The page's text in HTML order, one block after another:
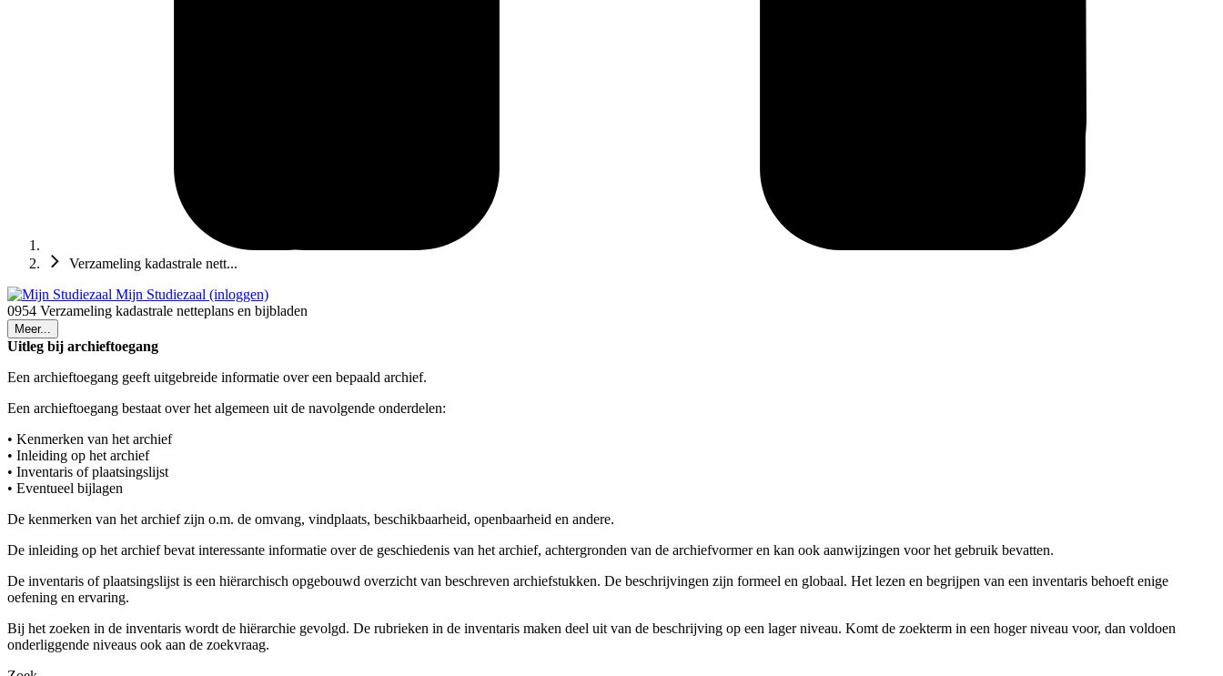
Verzameling kadastrale nett...
Mijn Studiezaal (inloggen)
0954 Verzameling kadastrale netteplans en bijbladen
Meer...
Uitleg bij archieftoegang
Een archieftoegang geeft uitgebreide informatie over een bepaald archief.
Een archieftoegang bestaat over het algemeen uit de navolgende onderdelen:
• Kenmerken van het archief
• Inleiding op het archief
• Inventaris of plaatsingslijst
• Eventueel bijlagen
De kenmerken van het archief zijn o.m. de omvang, vindplaats, beschikbaarheid, openbaarheid en andere.
De inleiding op het archief bevat interessante informatie over de geschiedenis van het archief, achtergronden van de archiefvormer en kan ook aanwijzingen voor het gebruik bevatten.
De inventaris of plaatsingslijst is een hiërarchisch opgebouwd overzicht van beschreven archiefstukken. De beschrijvingen zijn formeel en globaal. Het lezen en begrijpen van een inventaris behoeft enige
oefening en ervaring.
Bij het zoeken in de inventaris wordt de hiërarchie gevolgd. De rubrieken in de inventaris maken deel uit van de beschrijving op een lager niveau. Komt de zoekterm in een hoger niveau voor, dan voldoen
onderliggende niveaus ook aan de zoekvraag.